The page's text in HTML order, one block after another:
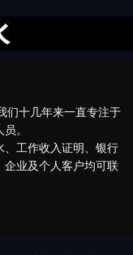
们十几年来一直专注于
。
、工作收入证明、银行
业及个人客户均可联